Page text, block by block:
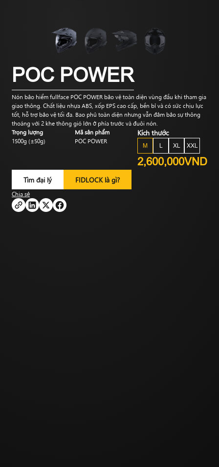
POC POWER
Nón bảo hiểm fullface POC POWER bảo vệ toàn diện vùng đầu khi tham gia
giao thông. Chất liệu nhựa ABS, xốp EPS cao cấp, bền bỉ và có sức chịu lực
tốt, hỗ trợ bảo vệ tối đa. Bao phủ toàn diện nhưng vẫn đảm bảo sự thông
thoáng với 2 khe thông gió lớn ở phía trước và đuôi nón.
Trọng lượng
1500g (±50g)
Mã sản phẩm
POC POWER
Kích thước
M L XL XXL
2,600,000VND
Tìm đại lý FIDLOCK là gì?
Chia sẻ